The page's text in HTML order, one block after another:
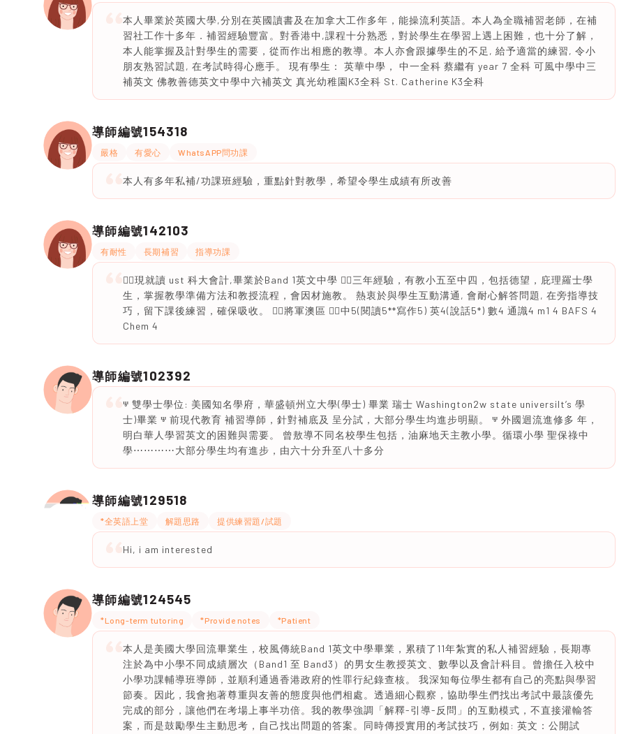
本人畢業於英國大學,分別在英國讀書及在加拿大工作多年，能操流利英語。本人為全職補習老師，在補
習社工作十多年．補習經驗豐富。對香港中,課程十分熟悉，對於學生在學習上遇上困難，也十分了解，
本人能掌握及計對學生的需要，從而作出相應的教導。本人亦會跟據學生的不足, 給予適當的練習, 令小
朋友熟習試題, 在考試時得心應手。 現有學生： 英華中學， 中一全科 蔡繼有 year 7 全科 可風中學中三
補英文 佛教善德英文中學中六補英文 真光幼稚園K3全科 St. Catherine K3全科
導師編號154318
嚴格 有愛心 WhatsAPP問功課
本人有多年私補/功課班經驗，重點針對教學，希望令學生成績有所改善
導師編號142103
有耐性 長期補習 指導功課
🙆‍♀️現就讀 ust 科大會計,畢業於Band 1英文中學 🙆‍♀️三年經驗，有教小五至中四，包括德望，庇理羅士學
生，掌握教學準備方法和教授流程，會因材施教。 熱衷於與學生互動溝通, 會耐心解答問題, 在旁指導技
巧，留下課後練習，確保吸收。 🙆‍♀️將軍澳區 🙆‍♀️中5(閱讀5**寫作5) 英4(說話5*) 數4 通識4 m1 4 BAFS 4
Chem 4
導師編號102392
ⱋ 雙學士學位: 美國知名學府，華盛頓州立大學(學士) 畢業 瑞士 Washington2w state universiIt’s 學
士)畢業 ⱋ 前現代教育 補習導師，針對補底及 呈分試，大部分學生均進步明顯。 ⱋ 外國迴流進修多 年，
明白華人學習英文的困難與需要。 曾敖導不同名校學生包括，油麻地天主教小學。循環小學 聖保祿中
學⋯⋯⋯⋯大部分學生均有進步，由六十分升至八十多分
導師編號129518
*全英語上堂 解題思路 提供練習題/試題
Hi, i am interested
導師編號124545
*Long-term tutoring *Provide notes *Patient
本人是美國大學回流畢業生，校風傳統Band 1英文中學畢業，累積了11年紮實的私人補習經驗，長期專
注於為中小學不同成績層次（Band1 至 Band3）的男女生教授英文、數學以及會計科目。曾擔任入校中
小學功課輔導班導師，並順利通過香港政府的性罪行紀錄查核。 我深知每位學生都有自己的亮點與學習
節奏。因此，我會抱著尊重與友善的態度與他們相處。透過細心觀察，協助學生們找出考試中最該優先
完成的部分，讓他們在考場上事半功倍。我的教學強調「解釋-引導-反問」的互動模式，不直接灌輸答
案，而是鼓勵學生主動思考，自己找出問題的答案。同時傳授實用的考試技巧，例如: 英文：公開試